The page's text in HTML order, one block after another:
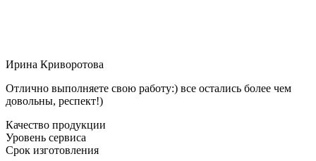
Ирина Криворотова
Отлично выполняете свою работу:) все остались более чем
довольны, респект!)
Качество продукции
Уровень сервиса
Срок изготовления